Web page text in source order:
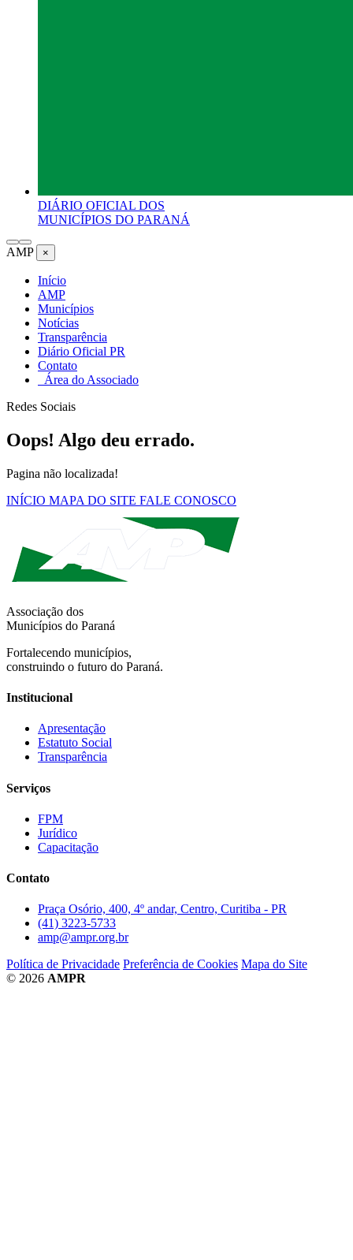
DIÁRIO OFICIAL DOS
MUNICÍPIOS DO PARANÁ
AMP ×
Início
AMP
Municípios
Notícias
Transparência
Diário Oficial PR
Contato
Área do Associado
Redes Sociais
Oops! Algo deu errado.
Pagina não localizada!
INÍCIO MAPA DO SITE FALE CONOSCO
Associação dos
Municípios do Paraná
Fortalecendo municípios,
construindo o futuro do Paraná.
Institucional
Apresentação
Estatuto Social
Transparência
Serviços
FPM
Jurídico
Capacitação
Contato
Praça Osório, 400, 4º andar, Centro, Curitiba - PR
(41) 3223-5733
amp@ampr.org.br
Política de Privacidade Preferência de Cookies Mapa do Site
© 2026 AMPR